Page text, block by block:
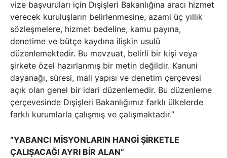
vize başvuruları için Dışişleri Bakanlığına aracı hizmet
verecek kuruluşların belirlenmesine, azami üç yıllık
sözleşmelere, hizmet bedeline, kamu payına,
denetime ve bütçe kaydına ilişkin usulü
düzenlemektedir. Bu mevzuat, belirli bir kişi veya
şirkete özel hazırlanmış bir metin değildir. Kanuni
dayanağı, süresi, mali yapısı ve denetim çerçevesi
açık olan genel bir idari düzenlemedir. Bu düzenleme
çerçevesinde Dışişleri Bakanlığımız farklı ülkelerde
farklı kurumlarla çalışmış ve çalışmaktadır.”
“YABANCI MİSYONLARIN HANGİ ŞİRKETLE
ÇALIŞACAĞI AYRI BİR ALAN”